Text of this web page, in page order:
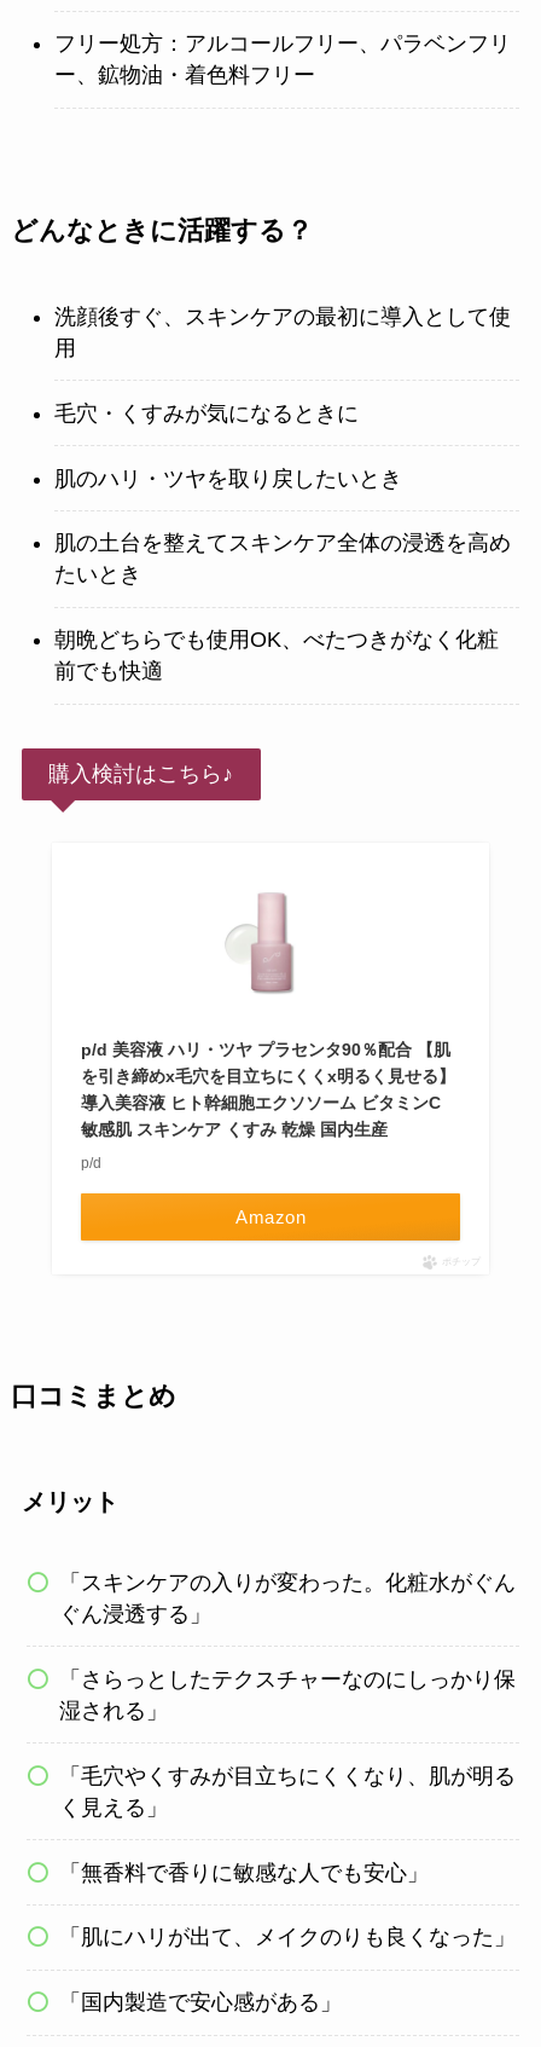
フリー処方：アルコールフリー、パラベンフリ
ー、鉱物油・着色料フリー
どんなときに活躍する？
洗顔後すぐ、スキンケアの最初に導入として使
用
毛穴・くすみが気になるときに
肌のハリ・ツヤを取り戻したいとき
肌の土台を整えてスキンケア全体の浸透を高め
たいとき
朝晩どちらでも使用OK、べたつきがなく化粧
前でも快適
購入検討はこちら♪
p/d 美容液 ハリ・ツヤ プラセンタ90％配合 【肌
を引き締めx毛穴を目立ちにくくx明るく見せる】
導入美容液 ヒト幹細胞エクソソーム ビタミンC
敏感肌 スキンケア くすみ 乾燥 国内生産
p/d
Amazon
ポチップ
口コミまとめ
メリット
「スキンケアの入りが変わった。化粧水がぐん
ぐん浸透する」
「さらっとしたテクスチャーなのにしっかり保
湿される」
「毛穴やくすみが目立ちにくくなり、肌が明る
く見える」
「無香料で香りに敏感な人でも安心」
「肌にハリが出て、メイクのりも良くなった」
「国内製造で安心感がある」